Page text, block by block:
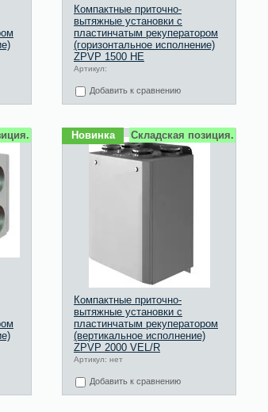
Компактные приточно-
вытяжные установки с
пластинчатым рекуператором
(горизонтальное исполнение)
ZPVP 1500 HE
Артикул:
Добавить к сравнению
Новинка Складская позиция.
Компактные приточно-
вытяжные установки с
пластинчатым рекуператором
(вертикальное исполнение)
ZPVP 2000 VEL/R
Артикул: нет
Добавить к сравнению